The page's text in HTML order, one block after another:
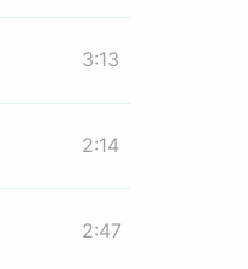
3:13
2:14
2:47